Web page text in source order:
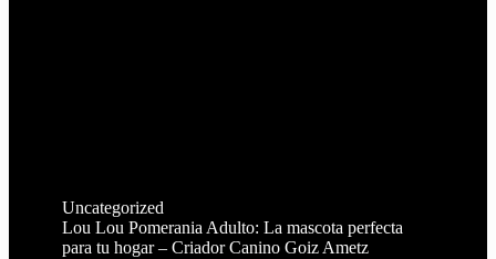
Uncategorized
Lou Lou Pomerania Adulto: La mascota perfecta
para tu hogar – Criador Canino Goiz Ametz